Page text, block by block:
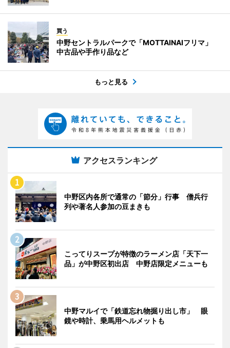
買う
中野セントラルパークで「MOTTAINAIフリマ」
中古品や手作り品など
もっと見る
アクセスランキング
中野区内各所で通常の「節分」行事 僧兵行
列や著名人参加の豆まきも
こってりスープが特徴のラーメン店「天下一
品」が中野区初出店 中野店限定メニューも
中野マルイで「鉄道忘れ物掘り出し市」 眼
鏡や時計、乗馬用ヘルメットも